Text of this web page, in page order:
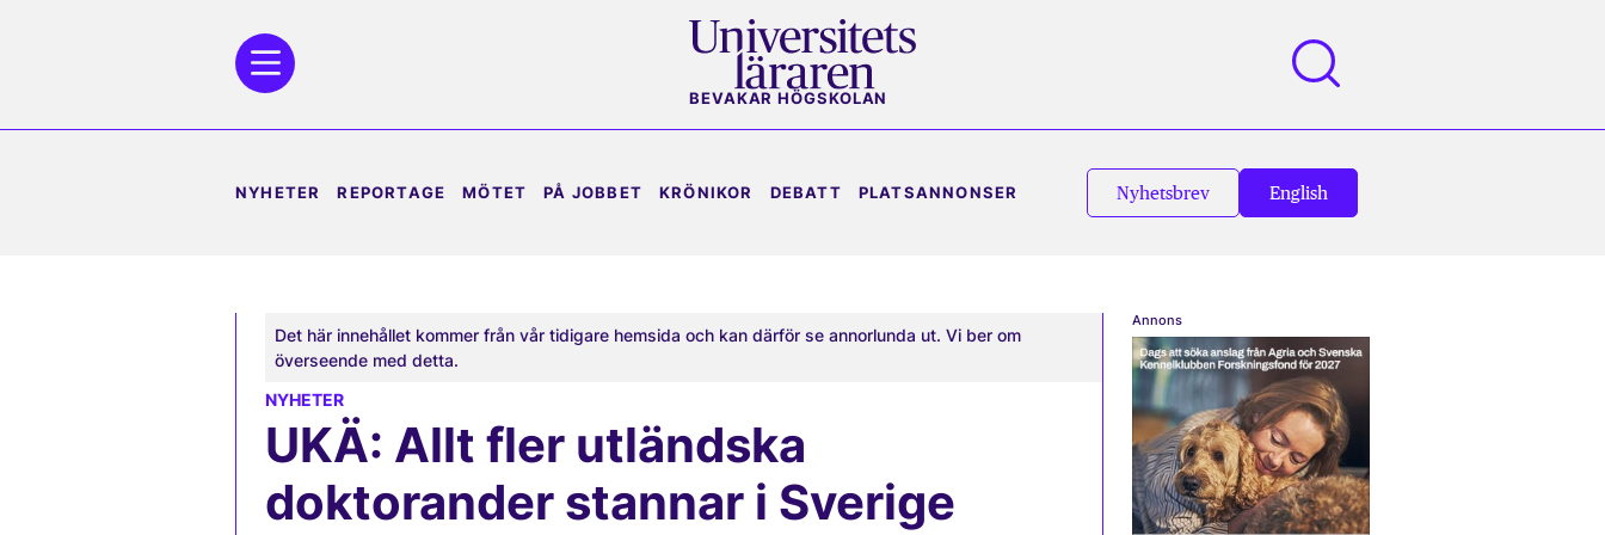
BEVAKAR HÖGSKOLAN
NYHETER REPORTAGE MÖTET PÅ JOBBET KRÖNIKOR DEBATT PLATSANNONSER Nyhetsbrev English
Det här innehållet kommer från vår tidigare hemsida och kan därför se annorlunda ut. Vi ber om
överseende med detta.
NYHETER
UKÄ: Allt fler utländska
doktorander stannar i Sverige
Annons